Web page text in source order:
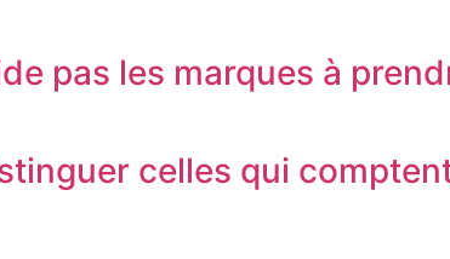
pas les marques à
celles qui